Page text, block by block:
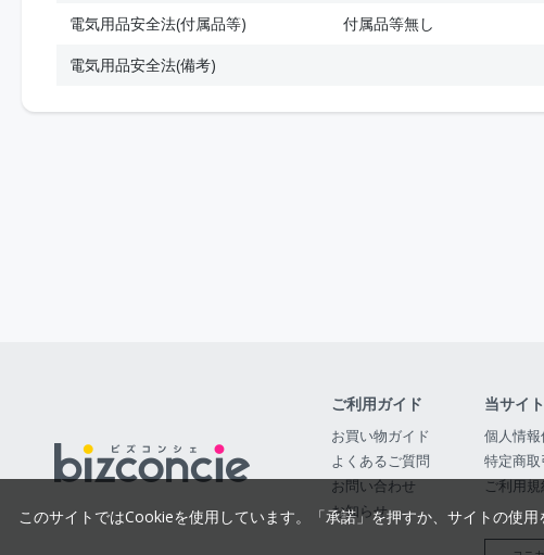
電気用品安全法(付属品等)
付属品等無し
電気用品安全法(備考)
ご利用ガイド
お買い物ガイド
よくあるご質問
お問い合わせ
お知らせ
当サイ
個人情
特定商
ご利用規
このサイトではCookieを使用しています。「承諾」を押すか、サイトの使